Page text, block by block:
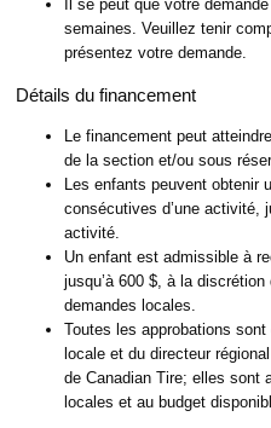
Il se peut que votre
semaines. Veuillez tenir
présentez votre demande.
Détails du financement
Le financement peut
de la section et/ou sous
Les enfants peuvent obtenir
consécutives d’une activité,
activité.
Un enfant est admissible à
jusqu’à 600 $, à la
demandes locales.
Toutes les approbations
locale et du directeur
de Canadian Tire; elles sont
locales et au budget